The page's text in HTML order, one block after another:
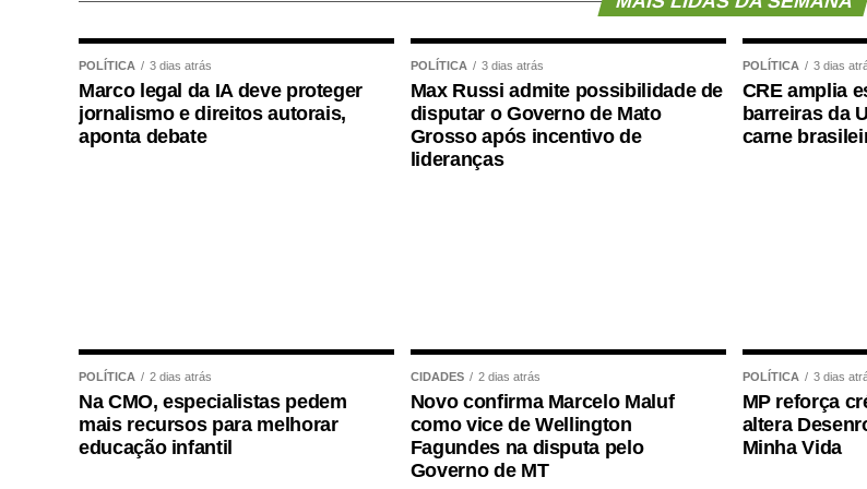
POLÍTICA 3 dias atrás
Marco legal da IA deve proteger
jornalismo e direitos autorais,
aponta debate
POLÍTICA 3 dias atrás
Max Russi admite possibilidade de
disputar o Governo de Mato
Grosso após incentivo de
lideranças
POLÍTICA 3 dias
CRE amplia
barreiras da
carne
POLÍTICA 2 dias atrás
Na CMO, especialistas pedem
mais recursos para melhorar
educação infantil
CIDADES 2 dias atrás
Novo confirma Marcelo Maluf
como vice de Wellington
Fagundes na disputa pelo
Governo de MT
POLÍTICA 3 dias
MP reforça
altera
Minha Vida